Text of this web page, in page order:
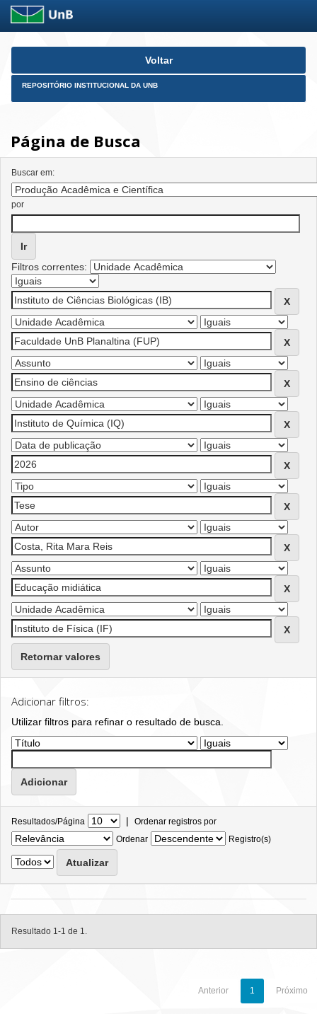
Skip
Voltar
REPOSITÓRIO INSTITUCIONAL DA UNB
Página de Busca
Buscar em:
por
Filtros correntes:
Retornar valores
Adicionar filtros:
Utilizar filtros para refinar o resultado de busca.
Resultados/Página | Ordenar registros por
Ordenar
Registro(s)
Resultado 1-1 de 1.
Anterior 1 Próximo